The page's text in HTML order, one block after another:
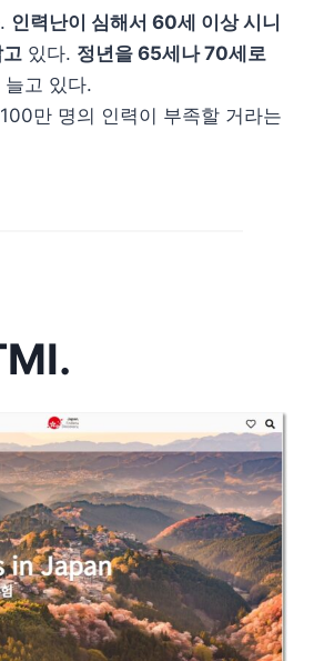
인력난이 심해서 60세 이상 시니
있다. 정년을 65세나 70세로
고 있다.
만 명의 인력이 부족할 거라는